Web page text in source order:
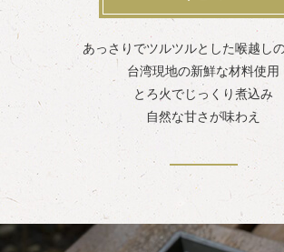
あっさりでツルツルとした喉越し
台湾現地の新鮮な材料使用
とろ火でじっくり煮込み
自然な甘さが味わえ